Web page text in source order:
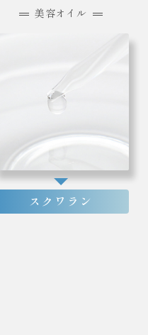
美容オイル
スクワラン